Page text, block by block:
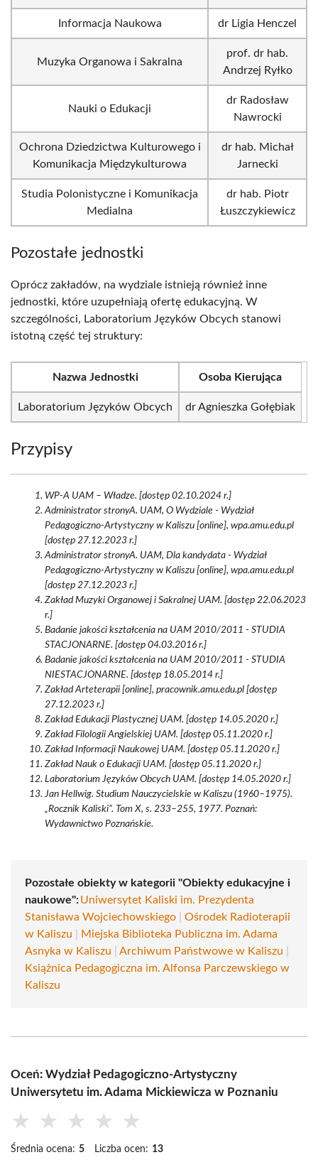
Informacja Naukowa dr Ligia Henczel
Muzyka Organowa i Sakralna
prof. dr hab.
Andrzej Ryłko
Nauki o Edukacji
dr Radosław
Nawrocki
Ochrona Dziedzictwa Kulturowego i
Komunikacja Międzykulturowa
dr hab. Michał
Jarnecki
Studia Polonistyczne i Komunikacja
Medialna
dr hab. Piotr
Łuszczykiewicz
Pozostałe jednostki
Oprócz zakładów, na wydziale istnieją również inne
jednostki, które uzupełniają ofertę edukacyjną. W
szczególności, Laboratorium Języków Obcych stanowi
istotną część tej struktury:
Nazwa Jednostki Osoba Kierująca
Laboratorium Języków Obcych dr Agnieszka Gołębiak
Przypisy
WP-A UAM – Władze. [dostęp 02.10.2024 r.]
Administrator stronyA. UAM, O Wydziale - Wydział
Pedagogiczno-Artystyczny w Kaliszu [online], wpa.amu.edu.pl
[dostęp 27.12.2023 r.]
Administrator stronyA. UAM, Dla kandydata - Wydział
Pedagogiczno-Artystyczny w Kaliszu [online], wpa.amu.edu.pl
[dostęp 27.12.2023 r.]
Zakład Muzyki Organowej i Sakralnej UAM. [dostęp 22.06.2023
r.]
Badanie jakości kształcenia na UAM 2010/2011 - STUDIA
STACJONARNE. [dostęp 04.03.2016 r.]
Badanie jakości kształcenia na UAM 2010/2011 - STUDIA
NIESTACJONARNE. [dostęp 18.05.2014 r.]
Zakład Arteterapii [online], pracownik.amu.edu.pl [dostęp
27.12.2023 r.]
Zakład Edukacji Plastycznej UAM. [dostęp 14.05.2020 r.]
Zakład Filologii Angielskiej UAM. [dostęp 05.11.2020 r.]
Zakład Informacji Naukowej UAM. [dostęp 05.11.2020 r.]
Zakład Nauk o Edukacji UAM. [dostęp 05.11.2020 r.]
Laboratorium Języków Obcych UAM. [dostęp 14.05.2020 r.]
Jan Hellwig. Studium Nauczycielskie w Kaliszu (1960–1975).
„Rocznik Kaliski”. Tom X, s. 233–255, 1977. Poznań:
Wydawnictwo Poznańskie.
Pozostałe obiekty w kategorii "Obiekty edukacyjne i
naukowe":Uniwersytet Kaliski im. Prezydenta
Stanisława Wojciechowskiego
Ośrodek Radioterapii
w Kaliszu
Miejska Biblioteka Publiczna im. Adama
Asnyka w Kaliszu
Archiwum Państwowe w Kaliszu
Książnica Pedagogiczna im. Alfonsa Parczewskiego w
Kaliszu
Oceń: Wydział Pedagogiczno-Artystyczny
Uniwersytetu im. Adama Mickiewicza w Poznaniu
★ ★ ★ ★ ★
Średnia ocena: 5 Liczba ocen: 13